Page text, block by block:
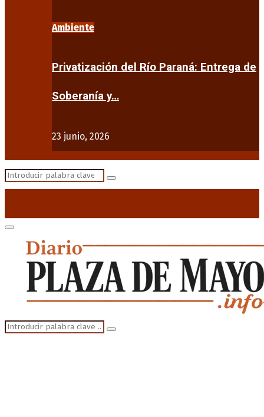
Ambiente
Privatización del Río Paraná: Entrega de
Soberanía y…
23 junio, 2026
Search
Search
Primary
Menu
Search
for:
Search